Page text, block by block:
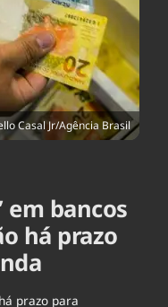
Tempo
Casal Jr/Agência Brasil
em bancos
há prazo
prazo para